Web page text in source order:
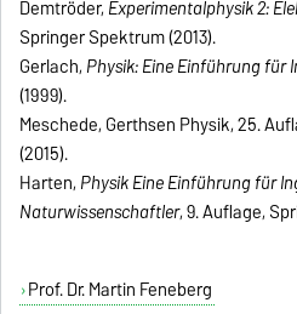
Demtröder, Experimentalphysik 2:
Springer Spektrum (2013).
Gerlach, Physik: Eine Einführung für
(1999).
Meschede, Gerthsen Physik, 25.
(2015).
Harten, Physik Eine Einführung für
Naturwissenschaftler, 9. Auflage,
Prof. Dr. Martin Feneberg